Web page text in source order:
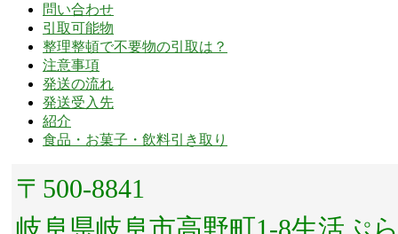
問い合わせ
引取可能物
整理整頓で不要物の引取は？
注意事項
発送の流れ
発送受入先
紹介
食品・お菓子・飲料引き取り
〒500-8841